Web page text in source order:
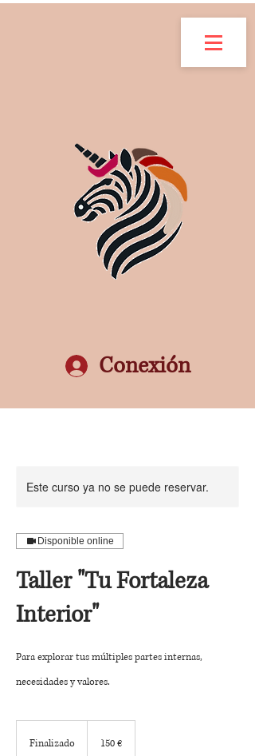
Conexión
Este curso ya no se puede reservar.
Disponible online
Taller "Tu Fortaleza
Interior"
Para explorar tus múltiples partes internas,
necesidades y valores.
Finalizado 150 €